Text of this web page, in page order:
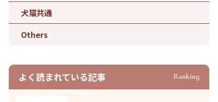
犬猫共通
Others
よく読まれている記事 Ranking